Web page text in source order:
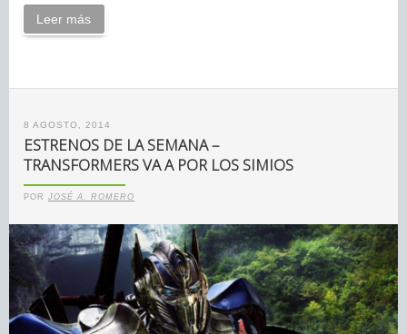
Leer más
8 AGOSTO, 2014
ESTRENOS DE LA SEMANA –
TRANSFORMERS VA A POR LOS SIMIOS
POR JOSÉ A. ROMERO